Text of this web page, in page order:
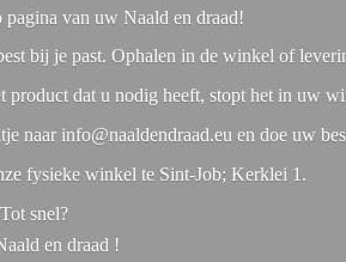
van uw Naald en draad!
bij je past. Ophalen in de winkel of
dat u nodig heeft, stopt het in uw
naar info@naaldendraad.eu en doe uw
fysieke winkel te Sint-Job; Kerklei 1.
Tot snel?
en draad !